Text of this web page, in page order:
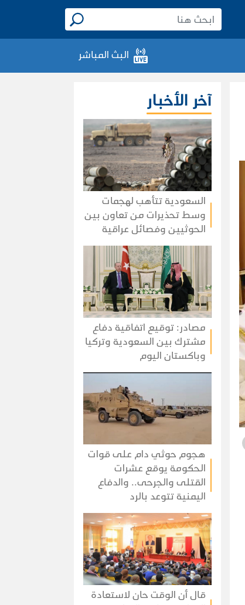
البث المباشر
آخر الأخبار
السعودية تتأهب لهجمات
وسط تحذيرات من تعاون بين
الحوثيين وفصائل عراقية
مصادر: توقيع اتفاقية دفاع
مشترك بين السعودية وتركيا
وباكستان اليوم
هجوم حوثي دام على قوات
الحكومة يوقع عشرات
القتلى والجرحى.. والدفاع
اليمنية تتوعد بالرد
قال أن الوقت حان لاستعادة